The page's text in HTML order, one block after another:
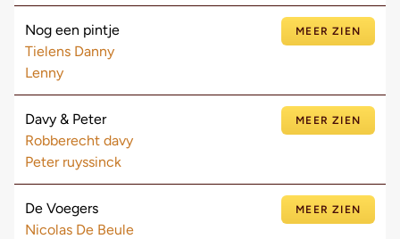
Nog een pintje
Tielens Danny
Lenny
MEER ZIEN
Davy & Peter
Robberecht davy
Peter ruyssinck
MEER ZIEN
De Voegers
Nicolas De Beule
MEER ZIEN